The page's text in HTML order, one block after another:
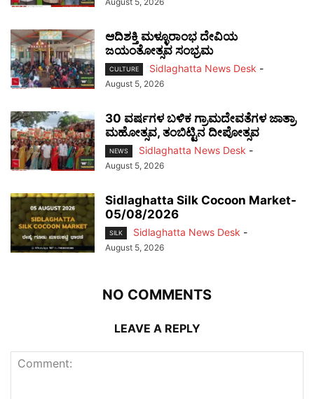
ಆದಿಶಕ್ತಿ ಮಳ್ಳೂರಾಂಭ ದೇವಿಯ
ಜಯಂತೋತ್ಸವ ಸಂಭ್ರಮ
CULTURE Sidlaghatta News Desk -
August 5, 2026
30 ವರ್ಷಗಳ ಬಳಿಕ ಗ್ರಾಮದೇವತೆಗಳ ಜಾತ್ರಾ
ಮಹೋತ್ಸವ, ತಂಬಿಟ್ಟಿನ ದೀಪೋತ್ಸವ
NEWS Sidlaghatta News Desk -
August 5, 2026
Sidlaghatta Silk Cocoon Market-
05/08/2026
SILK Sidlaghatta News Desk -
August 5, 2026
NO COMMENTS
LEAVE A REPLY